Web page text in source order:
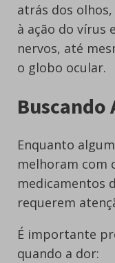
atrás dos olhos,
à ação do vírus
nervos, até
o globo ocular.
Buscando
Enquanto
melhoram com
medicamentos
requerem
É importante
quando a dor: